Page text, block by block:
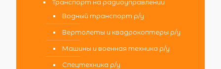
Транспорт на радиоуправлении
Водный транспорт р/у
Вертолеты и квадрокоптеры р/у
Машины и военная техника р/у
Спецтехника р/у